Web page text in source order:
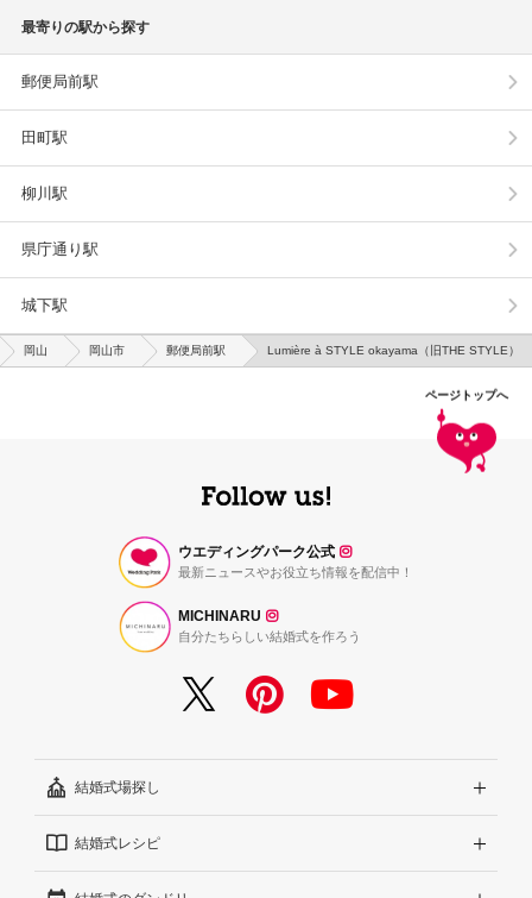
最寄りの駅から探す
郵便局前駅
田町駅
柳川駅
県庁通り駅
城下駅
岡山 岡山市 郵便局前駅 Lumière à STYLE okayama（旧THE STYLE）
ページトップへ
ウエディングパーク公式
最新ニュースやお役立ち情報を配信中！
MICHINARU
自分たちらしい結婚式を作ろう
結婚式場探し
エリアから探す
結婚式レシピ